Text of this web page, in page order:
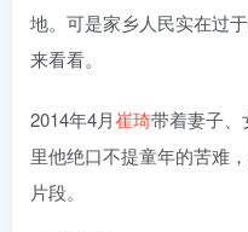
地。可是家乡人民实在过
来看看。
2014年4月崔琦带着妻子
里他绝口不提童年的苦难
片段。